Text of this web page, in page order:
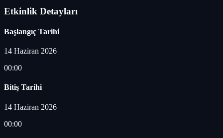
Etkinlik Detayları
Başlangıç Tarihi
14 Haziran 2026
00:00
Bitiş Tarihi
14 Haziran 2026
00:00